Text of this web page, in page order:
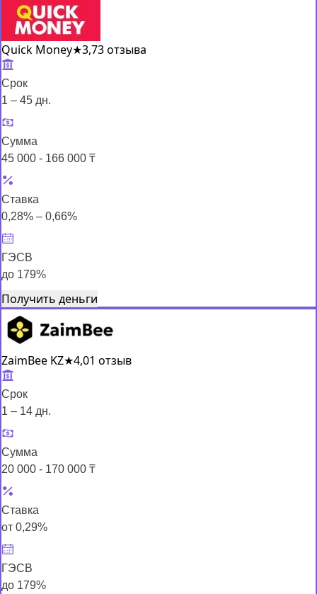
Quick Money★3,73 отзыва
Срок
1 – 45 дн.
Сумма
45 000 - 166 000 ₸
Ставка
0,28% – 0,66%
ГЭСВ
до 179%
Получить деньги
ZaimBee KZ★4,01 отзыв
Срок
1 – 14 дн.
Сумма
20 000 - 170 000 ₸
Ставка
от 0,29%
ГЭСВ
до 179%